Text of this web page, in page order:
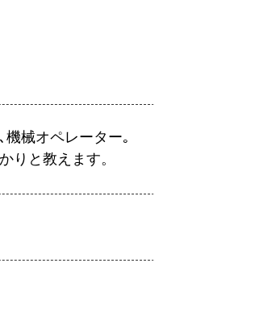
械オペレーター｡
りと教えます。